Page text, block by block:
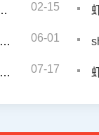
02-15
06-01
07-17